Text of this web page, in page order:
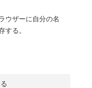
ウザーに自分の名
する。